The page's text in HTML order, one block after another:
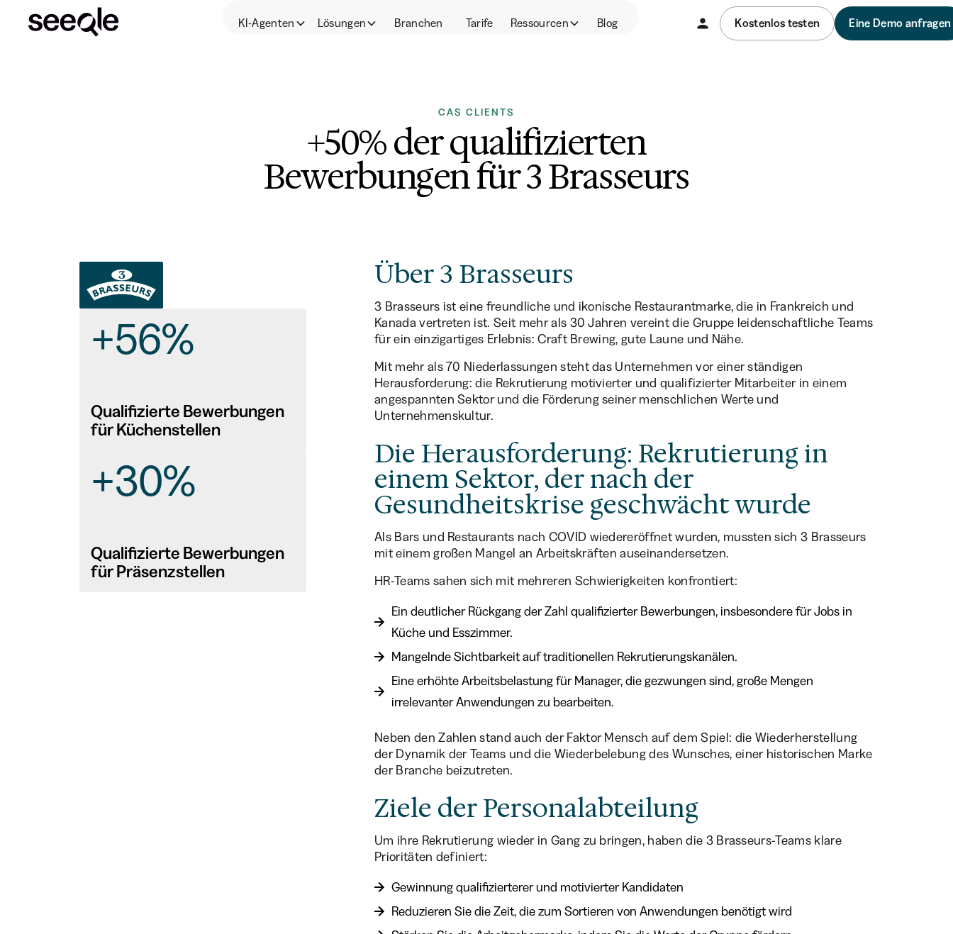
KI-Agenten Lösungen Branchen Tarife Ressourcen Blog Kostenlos testen Eine Demo anfragen
CAS CLIENTS
+50% der qualifizierten
Bewerbungen für 3 Brasseurs
+56%
Qualifizierte Bewerbungen
für Küchenstellen
+30%
Qualifizierte Bewerbungen
für Präsenzstellen
Über 3 Brasseurs
3 Brasseurs ist eine freundliche und ikonische Restaurantmarke, die in Frankreich und
Kanada vertreten ist. Seit mehr als 30 Jahren vereint die Gruppe leidenschaftliche Teams
für ein einzigartiges Erlebnis: Craft Brewing, gute Laune und Nähe.
Mit mehr als 70 Niederlassungen steht das Unternehmen vor einer ständigen
Herausforderung: die Rekrutierung motivierter und qualifizierter Mitarbeiter in einem
angespannten Sektor und die Förderung seiner menschlichen Werte und
Unternehmenskultur.
Die Herausforderung: Rekrutierung in
einem Sektor, der nach der
Gesundheitskrise geschwächt wurde
Als Bars und Restaurants nach COVID wiedereröffnet wurden, mussten sich 3 Brasseurs
mit einem großen Mangel an Arbeitskräften auseinandersetzen.
HR-Teams sahen sich mit mehreren Schwierigkeiten konfrontiert:
Ein deutlicher Rückgang der Zahl qualifizierter Bewerbungen, insbesondere für Jobs in
Küche und Esszimmer.
Mangelnde Sichtbarkeit auf traditionellen Rekrutierungskanälen.
Eine erhöhte Arbeitsbelastung für Manager, die gezwungen sind, große Mengen
irrelevanter Anwendungen zu bearbeiten.
Neben den Zahlen stand auch der Faktor Mensch auf dem Spiel: die Wiederherstellung
der Dynamik der Teams und die Wiederbelebung des Wunsches, einer historischen Marke
der Branche beizutreten.
Ziele der Personalabteilung
Um ihre Rekrutierung wieder in Gang zu bringen, haben die 3 Brasseurs-Teams klare
Prioritäten definiert:
Gewinnung qualifizierterer und motivierter Kandidaten
Reduzieren Sie die Zeit, die zum Sortieren von Anwendungen benötigt wird